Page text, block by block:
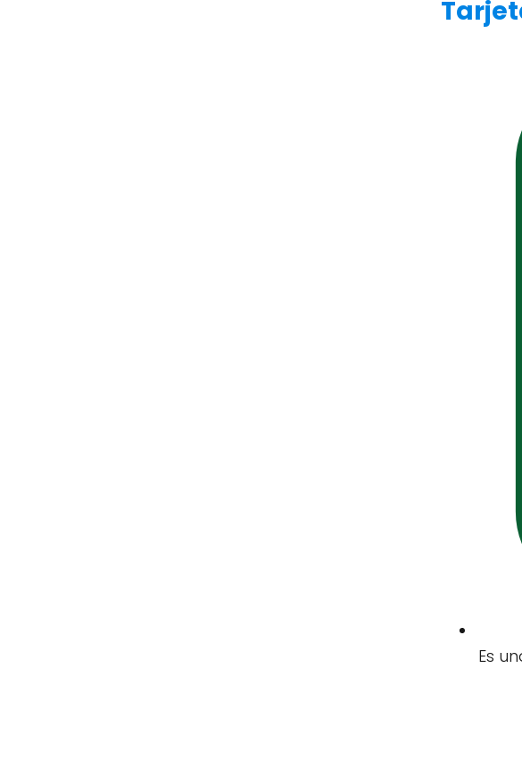
Es